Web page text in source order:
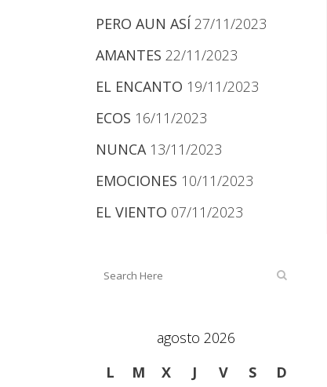
PERO AUN ASÍ 27/11/2023
AMANTES 22/11/2023
EL ENCANTO 19/11/2023
ECOS 16/11/2023
NUNCA 13/11/2023
EMOCIONES 10/11/2023
EL VIENTO 07/11/2023
agosto 2026
L
M X J V S
D